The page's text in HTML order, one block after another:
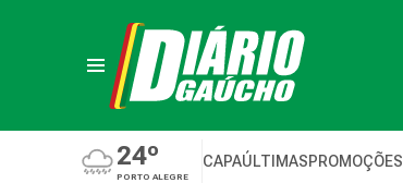
24º
PORTO ALEGRE
CAPAÚLTIMASPROMOÇÕES